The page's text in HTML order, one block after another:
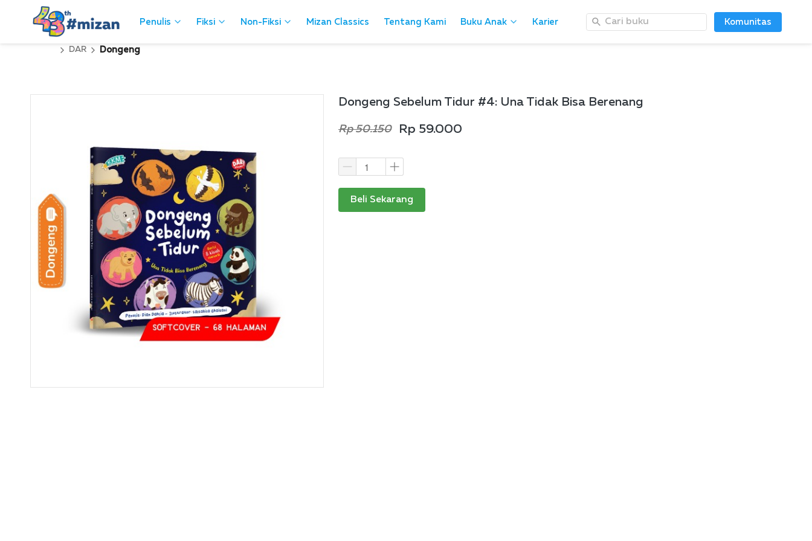
Penulis Fiksi Non-Fiksi Mizan Classics Tentang Kami Buku Anak Karier Cari buku Komunitas
Penulis Fiksi Non-Fiksi Mizan Classics Tentang Kami Buku Anak Karier Cari buku Komunitas
DAR Dongeng
Dongeng Sebelum Tidur #4: Una Tidak Bisa Berenang
Rp 50.150 Rp 59.000
Beli Sekarang